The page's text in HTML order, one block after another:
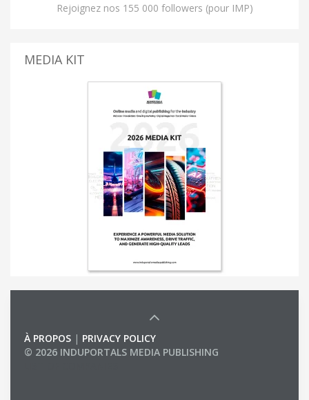
Rejoignez nos 155 000 followers (pour IMP)
MEDIA KIT
À PROPOS | PRIVACY POLICY
© 2026 INDUPORTALS MEDIA PUBLISHING